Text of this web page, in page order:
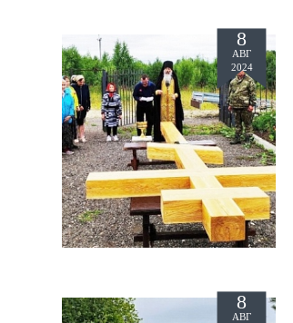
8
АВГ
2024
8
АВГ